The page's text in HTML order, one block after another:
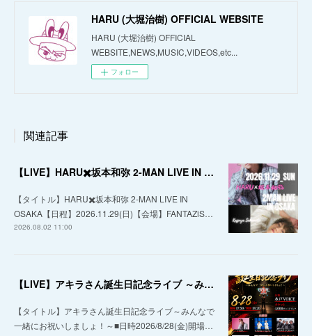
HARU (大堀治樹) OFFICIAL WEBSITE
HARU (大堀治樹) OFFICIAL
WEBSITE,NEWS,MUSIC,VIDEOS,etc...
フォロー
関連記事
【LIVE】HARU✖️坂本和弥 2-MAN LIVE IN OSAKA
【タイトル】HARU✖️坂本和弥 2-MAN LIVE IN
OSAKA【日程】2026.11.29(日)【会場】FANTAZiS…
2026.08.02 11:00
【LIVE】アキラさん誕生日記念ライブ ～みんなで一緒にお祝いしましょ！～
【タイトル】アキラさん誕生日記念ライブ～みんなで
一緒にお祝いしましょ！～■日時2026/8/28(金)開場…